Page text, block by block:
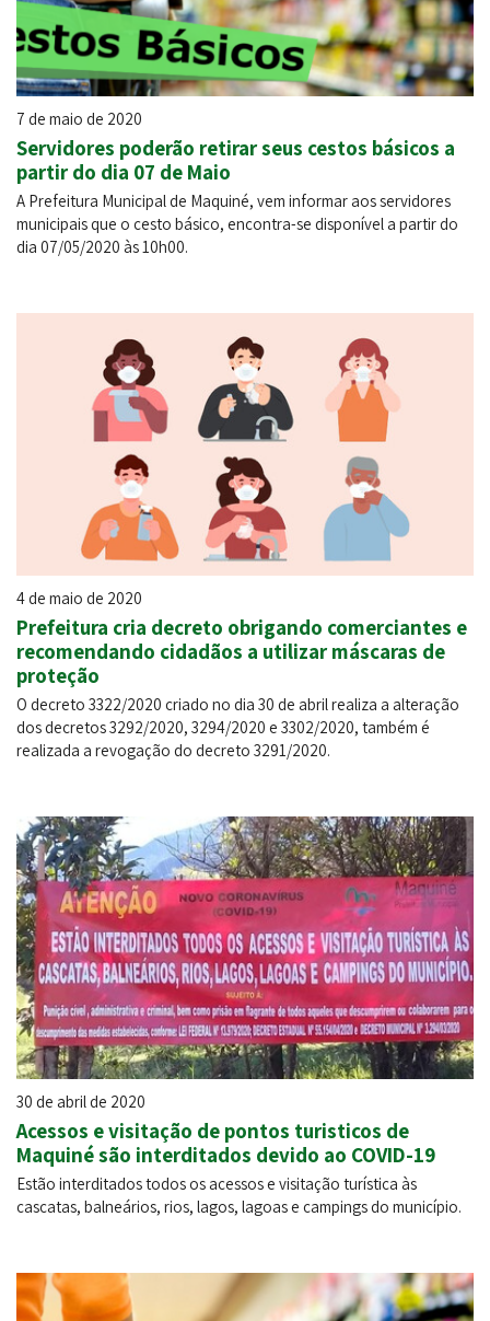
7 de maio de 2020
Servidores poderão retirar seus cestos básicos a
partir do dia 07 de Maio
A Prefeitura Municipal de Maquiné, vem informar aos servidores
municipais que o cesto básico, encontra-se disponível a partir do
dia 07/05/2020 às 10h00.
4 de maio de 2020
Prefeitura cria decreto obrigando comerciantes e
recomendando cidadãos a utilizar máscaras de
proteção
O decreto 3322/2020 criado no dia 30 de abril realiza a alteração
dos decretos 3292/2020, 3294/2020 e 3302/2020, também é
realizada a revogação do decreto 3291/2020.
30 de abril de 2020
Acessos e visitação de pontos turisticos de
Maquiné são interditados devido ao COVID-19
Estão interditados todos os acessos e visitação turística às
cascatas, balneários, rios, lagos, lagoas e campings do município.